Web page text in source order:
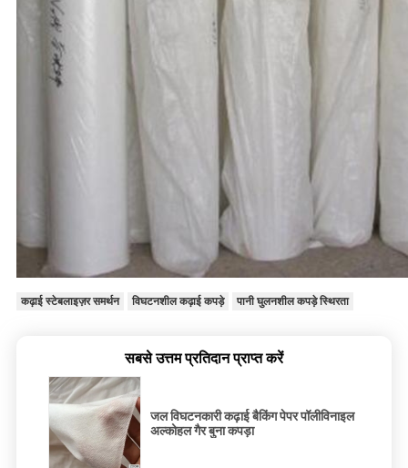
कढ़ाई स्टेबलाइज़र समर्थन विघटनशील कढ़ाई कपड़े पानी घुलनशील कपड़े स्थिरता
सबसे उत्तम प्रतिदान प्राप्त करें
जल विघटनकारी कढ़ाई बैकिंग पेपर पॉलीविनाइल
अल्कोहल गैर बुना कपड़ा